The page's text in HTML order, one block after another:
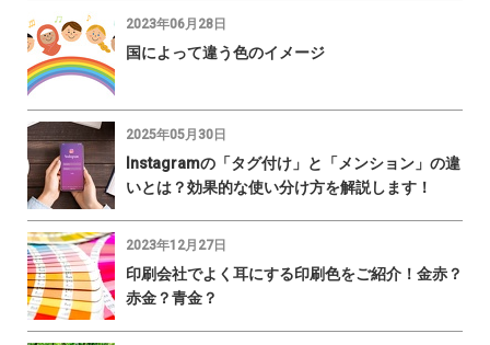
2023年06月28日
国によって違う色のイメージ
2025年05月30日
Instagramの「タグ付け」と「メンション」の違
いとは？効果的な使い分け方を解説します！
2023年12月27日
印刷会社でよく耳にする印刷色をご紹介！金赤？
赤金？青金？